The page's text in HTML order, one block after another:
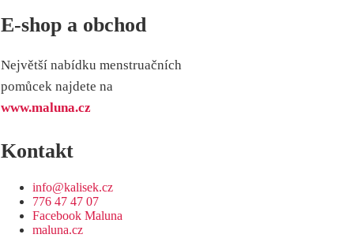
E-shop a obchod
Největší nabídku menstruačních
pomůcek najdete na
www.maluna.cz
Kontakt
info@kalisek.cz
776 47 47 07
Facebook Maluna
maluna.cz